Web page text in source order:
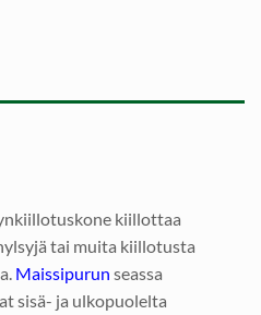
kiillottaa
tai muita kiillotusta
Maissipurun seassa
sisä- ja ulkopuolelta